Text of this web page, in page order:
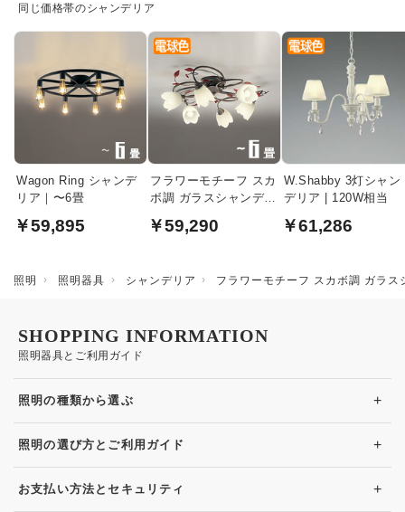
同じ価格帯のシャンデリア
Wagon Ring シャンデ
リア｜〜6畳
￥59,895
フラワーモチーフ スカ
ボ調 ガラスシャンデリ
￥59,290
W.Shabby 3灯シャン
デリア | 120W相当
￥61,286
照明 照明器具 シャンデリア フラワーモチーフ スカボ調 ガラス
照明器具とご利用ガイド
SHOPPING INFORMATION
照明の種類から選ぶ +
照明の選び方とご利用ガイド +
お支払い方法とセキュリティ +